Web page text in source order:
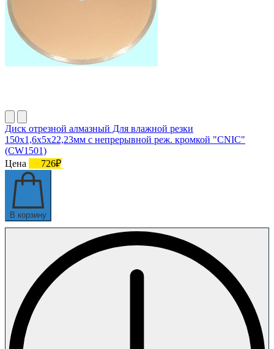
Диск отрезной алмазный Для влажной резки
150х1,6х5х22,23мм с непрерывной реж. кромкой "CNIC"
(CW1501)
Цена
726₽
В корзину